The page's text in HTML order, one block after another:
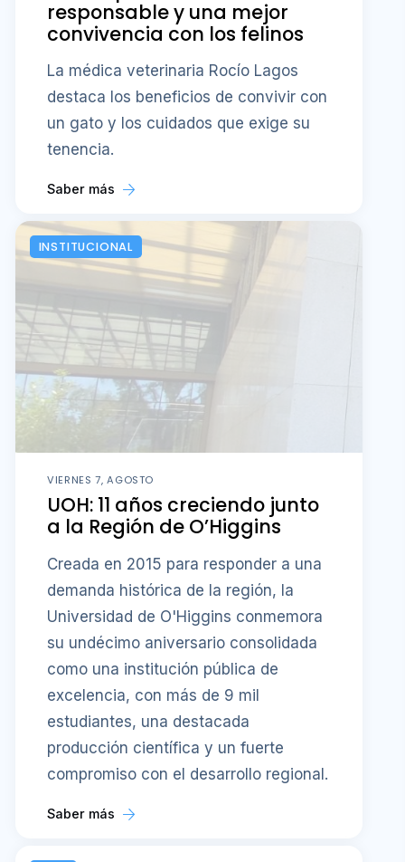
responsable y una mejor
convivencia con los felinos
La médica veterinaria Rocío Lagos
destaca los beneficios de convivir con
un gato y los cuidados que exige su
tenencia.
Saber más
INSTITUCIONAL
VIERNES 7, AGOSTO
UOH: 11 años creciendo junto
a la Región de O’Higgins
Creada en 2015 para responder a una
demanda histórica de la región, la
Universidad de O'Higgins conmemora
su undécimo aniversario consolidada
como una institución pública de
excelencia, con más de 9 mil
estudiantes, una destacada
producción científica y un fuerte
compromiso con el desarrollo regional.
Saber más